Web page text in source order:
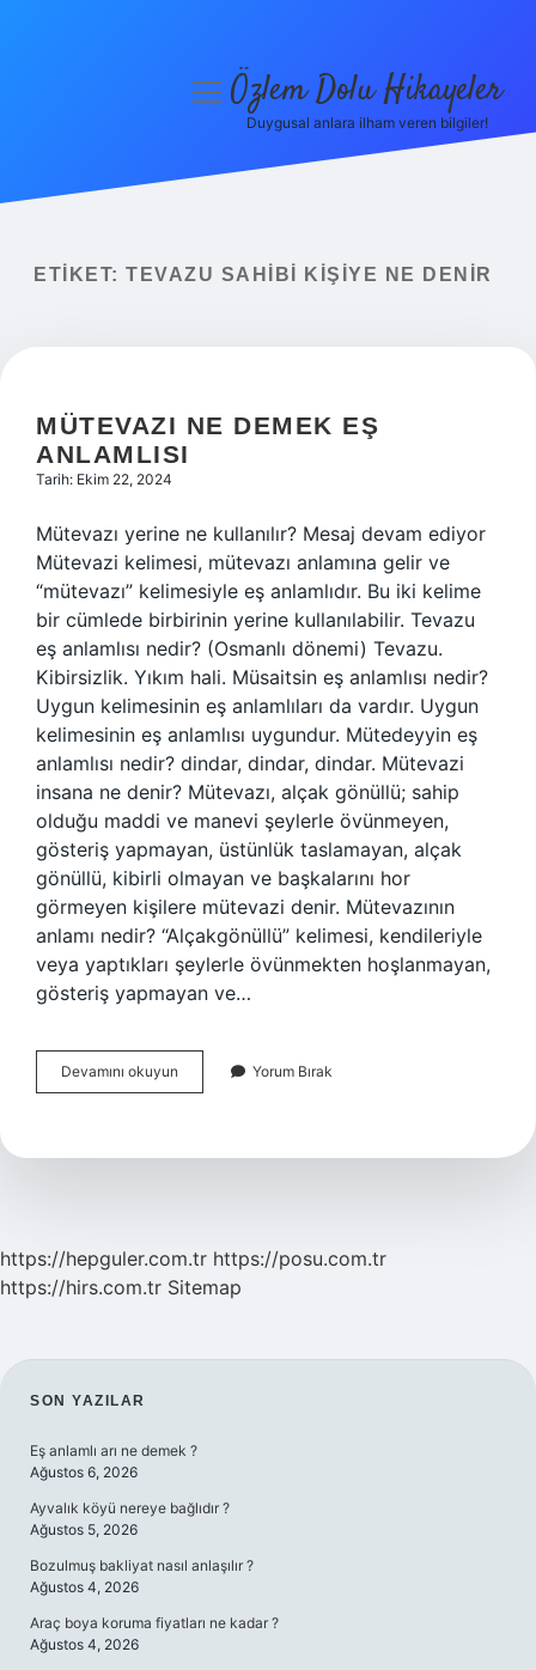
Yasal Uyarı
menüyüÖzlem Dolu Hikayeler
Duygusal anlara ilham veren bilgiler!
ETIKET: TEVAZU SAHIBI KIŞIYE NE DENIR
MÜTEVAZI NE DEMEK EŞ
ANLAMLISI
Tarih: Ekim 22, 2024
Mütevazı yerine ne kullanılır? Mesaj devam ediyor
Mütevazi kelimesi, mütevazı anlamına gelir ve
“mütevazı” kelimesiyle eş anlamlıdır. Bu iki kelime
bir cümlede birbirinin yerine kullanılabilir. Tevazu
eş anlamlısı nedir? (Osmanlı dönemi) Tevazu.
Kibirsizlik. Yıkım hali. Müsaitsin eş anlamlısı nedir?
Uygun kelimesinin eş anlamlıları da vardır. Uygun
kelimesinin eş anlamlısı uygundur. Mütedeyyin eş
anlamlısı nedir? dindar, dindar, dindar. Mütevazi
insana ne denir? Mütevazı, alçak gönüllü; sahip
olduğu maddi ve manevi şeylerle övünmeyen,
gösteriş yapmayan, üstünlük taslamayan, alçak
gönüllü, kibirli olmayan ve başkalarını hor
görmeyen kişilere mütevazi denir. Mütevazının
anlamı nedir? “Alçakgönüllü” kelimesi, kendileriyle
veya yaptıkları şeylerle övünmekten hoşlanmayan,
gösteriş yapmayan ve…
Devamını okuyun Mütevazı
Ne
Anlamlısı
Yorum Bırak
https://hepguler.com.tr https://posu.com.tr
https://hirs.com.tr Sitemap
SIDEBAR
SON YAZILAR
Eş anlamlı arı ne demek ?
Ağustos 6, 2026
Ayvalık köyü nereye bağlıdır ?
Ağustos 5, 2026
Bozulmuş bakliyat nasıl anlaşılır ?
Ağustos 4, 2026
Araç boya koruma fiyatları ne kadar ?
Ağustos 4, 2026